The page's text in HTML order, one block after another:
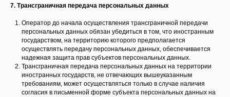
7. Трансграничная передача персональных данных
Оператор до начала осуществления трансграничной передачи
персональных данных обязан убедиться в том, что иностранным
государством, на территорию которого предполагается
осуществлять передачу персональных данных, обеспечивается
надежная защита прав субъектов персональных данных.
Трансграничная передача персональных данных на территории
иностранных государств, не отвечающих вышеуказанным
требованиям, может осуществляться только в случае наличия
согласия в письменной форме субъекта персональных данных на